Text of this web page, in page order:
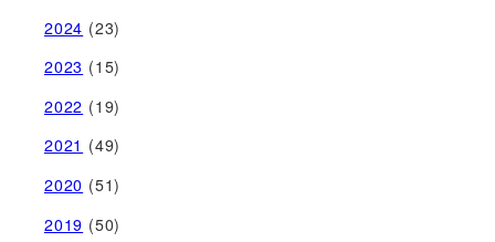
2024 (23)
2023 (15)
2022 (19)
2021 (49)
2020 (51)
2019 (50)